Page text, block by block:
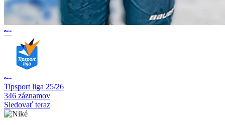
Tipsport liga 25/26
346 záznamov
Sledovať teraz